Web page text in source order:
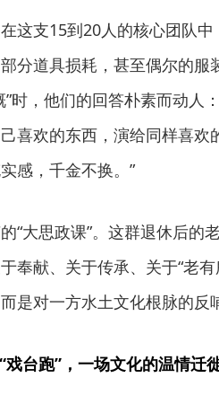
这支15到20人的核心团队中
分道具损耗，甚至偶尔的服
”时，他们的回答朴素而动人
喜欢的东西，演给同样喜欢
感，千金不换。”
“大思政课”。这群退休后的
奉献、关于传承、关于“老有
是对一方水土文化根脉的反
戏台跑”，一场文化的温情迁